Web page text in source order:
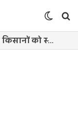
Switch
skin
अनुसूचित जाति उपयोजना के तहत किसानों को स्टोरेज बिन वितरित